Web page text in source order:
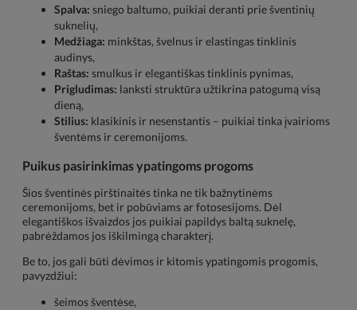
Spalva: sniego baltumo, puikiai deranti prie šventinių
suknelių,
Medžiaga: minkštas, švelnus ir elastingas tinklinis
audinys,
Raštas: smulkus ir elegantiškas tinklinis pynimas,
Prigludimas: lanksti struktūra užtikrina patogumą visą
dieną,
Stilius: klasikinis ir nesenstantis – puikiai tinka įvairioms
šventėms ir ceremonijoms.
Puikus pasirinkimas ypatingoms progoms
Šios šventinės pirštinaitės tinka ne tik bažnytinėms
ceremonijoms, bet ir pobūviams ar fotosesijoms. Dėl
elegantiškos išvaizdos jos puikiai papildys baltą suknelę,
pabrėždamos jos iškilmingą charakterį.
Be to, jos gali būti dėvimos ir kitomis ypatingomis progomis,
pavyzdžiui:
šeimos šventėse,